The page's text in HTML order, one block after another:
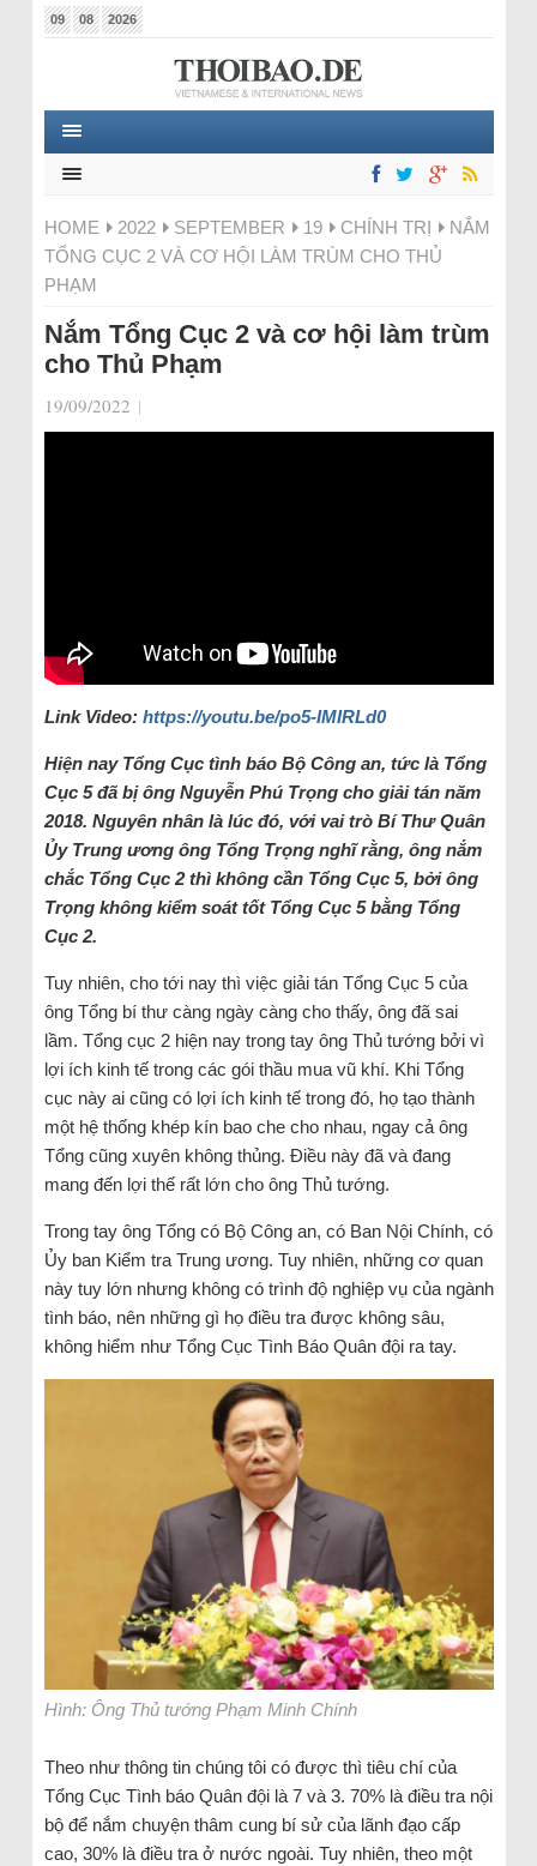
09 08 2026
HOME 2022 SEPTEMBER 19 CHÍNH TRỊ
NẮM
TỔNG CỤC 2 VÀ CƠ HỘI LÀM TRÙM CHO THỦ
PHẠM
Nắm Tổng Cục 2 và cơ hội làm trùm
cho Thủ Phạm
19/09/2022 |
Link Video: https://youtu.be/po5-IMIRLd0
Hiện nay Tổng Cục tình báo Bộ Công an, tức là Tổng
Cục 5 đã bị ông Nguyễn Phú Trọng cho giải tán năm
2018. Nguyên nhân là lúc đó, với vai trò Bí Thư Quân
Ủy Trung ương ông Tổng Trọng nghĩ rằng, ông nắm
chắc Tổng Cục 2 thì không cần Tổng Cục 5, bởi ông
Trọng không kiểm soát tốt Tổng Cục 5 bằng Tổng
Cục 2.
Tuy nhiên, cho tới nay thì việc giải tán Tổng Cục 5 của
ông Tổng bí thư càng ngày càng cho thấy, ông đã sai
lầm. Tổng cục 2 hiện nay trong tay ông Thủ tướng bởi vì
lợi ích kinh tế trong các gói thầu mua vũ khí. Khi Tổng
cục này ai cũng có lợi ích kinh tế trong đó, họ tạo thành
một hệ thống khép kín bao che cho nhau, ngay cả ông
Tổng cũng xuyên không thủng. Điều này đã và đang
mang đến lợi thế rất lớn cho ông Thủ tướng.
Trong tay ông Tổng có Bộ Công an, có Ban Nội Chính, có
Ủy ban Kiểm tra Trung ương. Tuy nhiên, những cơ quan
này tuy lớn nhưng không có trình độ nghiệp vụ của ngành
tình báo, nên những gì họ điều tra được không sâu,
không hiểm như Tổng Cục Tình Báo Quân đội ra tay.
Hình: Ông Thủ tướng Phạm Minh Chính
Theo như thông tin chúng tôi có được thì tiêu chí của
Tổng Cục Tình báo Quân đội là 7 và 3. 70% là điều tra nội
bộ để nắm chuyện thâm cung bí sử của lãnh đạo cấp
cao, 30% là điều tra ở nước ngoài. Tuy nhiên, theo một